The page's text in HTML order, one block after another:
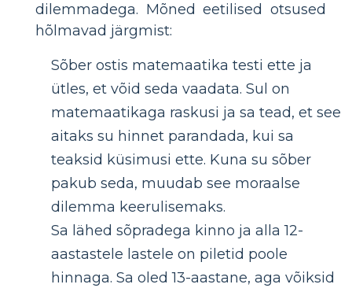
dilemmadega. Mõned eetilised otsused
hõlmavad järgmist:
Sõber ostis matemaatika testi ette ja
ütles, et võid seda vaadata. Sul on
matemaatikaga raskusi ja sa tead, et see
aitaks su hinnet parandada, kui sa
teaksid küsimusi ette. Kuna su sõber
pakub seda, muudab see moraalse
dilemma keerulisemaks.
Sa lähed sõpradega kinno ja alla 12-
aastastele lastele on piletid poole
hinnaga. Sa oled 13-aastane, aga võiksid